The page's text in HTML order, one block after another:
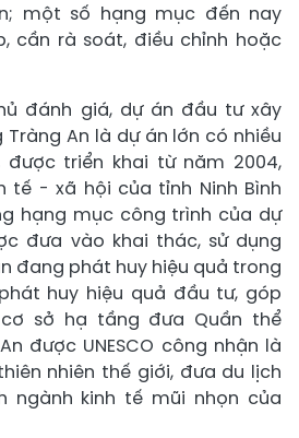
một số hạng mục đến nay
cần rà soát, điều chỉnh hoặc
đánh giá, dự án đầu tư xây
An là dự án lớn có nhiều
được triển khai từ năm 2004,
tế - xã hội của tỉnh Ninh Bình
hạng mục công trình của dự
đưa vào khai thác, sử dụng
đang phát huy hiệu quả trong
huy hiệu quả đầu tư, góp
sở hạ tầng đưa Quần thể
được UNESCO công nhận là
nhiên thế giới, đưa du lịch
ngành kinh tế mũi nhọn của